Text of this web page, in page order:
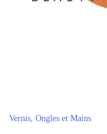
Vernis, Ongles et Mains